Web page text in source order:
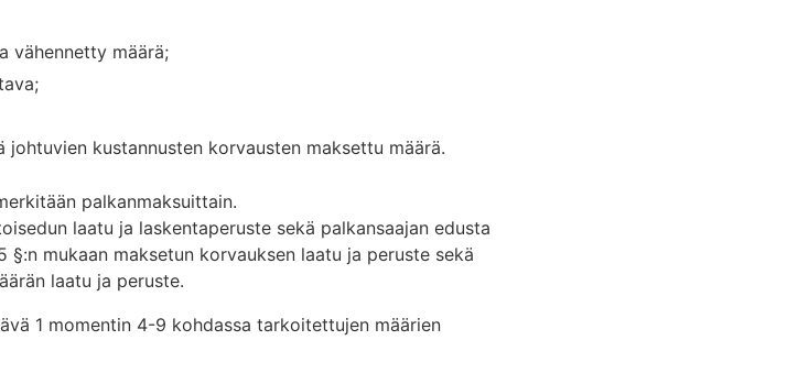
vähennetty määrä;
kustannusten korvausten maksettu määrä.
palkanmaksuittain.
laatu ja laskentaperuste sekä palkansaajan edusta
mukaan maksetun korvauksen laatu ja peruste sekä
laatu ja peruste.
1 momentin 4-9 kohdassa tarkoitettujen määrien